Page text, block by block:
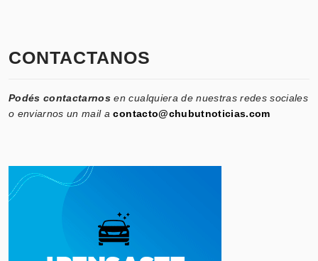
CONTACTANOS
Podés contactarnos en cualquiera de nuestras redes sociales
o enviarnos un mail acontacto@chubutnoticias.com